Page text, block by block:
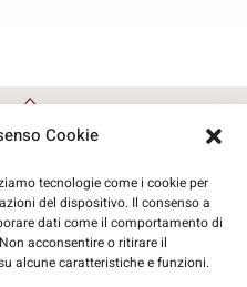
Cookie
tecnologie come i cookie per
del dispositivo. Il consenso a
dati come il comportamento di
acconsentire o ritirare il
alcune caratteristiche e funzioni.
Sas